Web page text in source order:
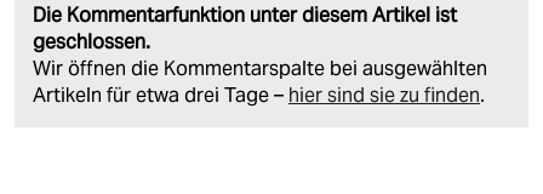
Die Kommentarfunktion unter diesem Artikel ist
geschlossen.
Wir öffnen die Kommentarspalte bei ausgewählten
Artikeln für etwa drei Tage – hier sind sie zu finden.